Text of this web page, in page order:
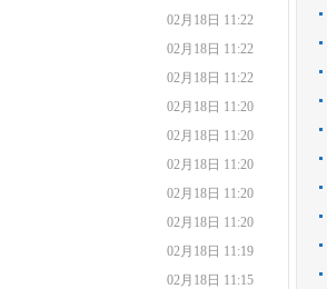
02月18日 11:22
02月18日 11:22
02月18日 11:22
02月18日 11:20
02月18日 11:20
02月18日 11:20
02月18日 11:20
02月18日 11:20
02月18日 11:19
02月18日 11:15